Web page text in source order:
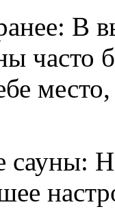
В
часто
сауны: